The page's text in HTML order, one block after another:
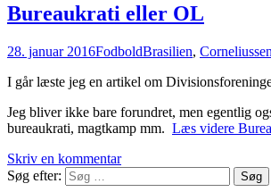
Bureaukrati eller OL
28. januar 2016FodboldBrasilien, Corneliussen
I går læste jeg en artikel om
Jeg bliver ikke bare forundret, men egentlig
bureaukrati, magtkamp mm. Læs videre
Skriv en kommentar
Søg efter: